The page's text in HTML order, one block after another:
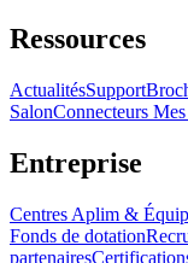
Ressources
ActualitésSupport
SalonConnecteurs
Entreprise
Centres Aplim &
Fonds de dotation
partenaires